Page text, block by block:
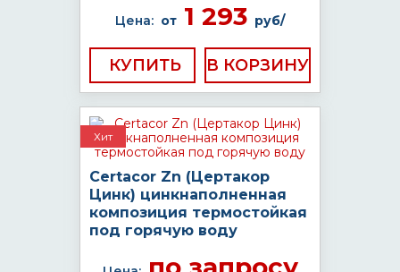
Цена: от 1 293 руб/
КУПИТЬ
Хит
Certacor Zn (Цертакор
Цинк) цинкнаполненная
композиция термостойкая
под горячую воду